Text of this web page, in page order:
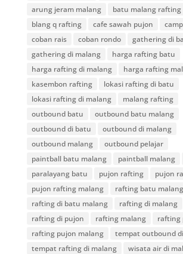
arung jeram malang
batu malang rafting
blang q rafting
cafe sawah pujon
coban rais
coban rondo
gathering di
gathering di malang
harga rafting batu
harga rafting di malang
harga rafting
kasembon rafting
lokasi rafting di batu
lokasi rafting di malang
malang rafting
outbound batu
outbound batu malang
outbound di batu
outbound di malang
outbound malang
outbound pelajar
paintball batu malang
paintball malang
paralayang batu
pujon rafting
pujon
pujon rafting malang
rafting batu malang
rafting di batu malang
rafting di malang
rafting di pujon
rafting malang
rafting
rafting pujon malang
tempat outbound
tempat rafting di malang
wisata air di